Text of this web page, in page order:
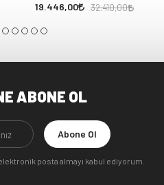
19.446,00
32.410,00
ABONE OL
Abone Ol
posta almayı kabul ediyorum.